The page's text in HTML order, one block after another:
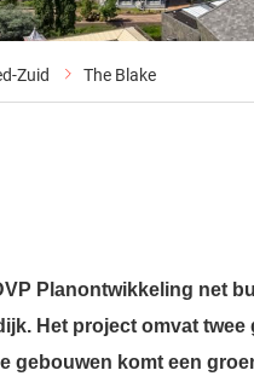
Zuid The Blake
Planontwikkeling net
Het project omvat
gebouwen komt een